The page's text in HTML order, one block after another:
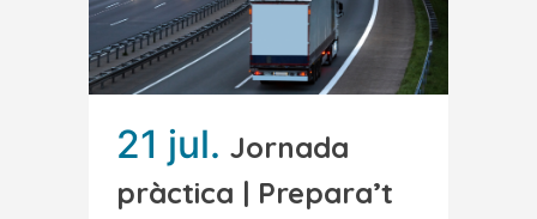
21 jul. Jornada
pràctica | Prepara’t